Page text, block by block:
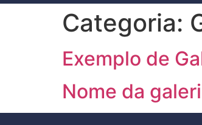
Categoria:
Exemplo de
Nome da